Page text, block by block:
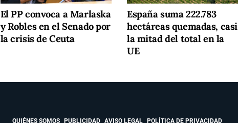
El PP convoca a Marlaska
y Robles en el Senado por
la crisis de Ceuta
España suma 222.783
hectáreas quemadas, casi
la mitad del total en la
UE
QUIÉNES SOMOS PUBLICIDAD AVISO LEGAL POLÍTICA DE PRIVACIDAD